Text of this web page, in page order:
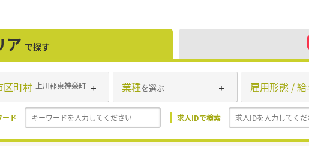
ア で探す
区町村 上川郡東神楽町 業種を選ぶ 雇用形態 /
ード 求人IDで検索